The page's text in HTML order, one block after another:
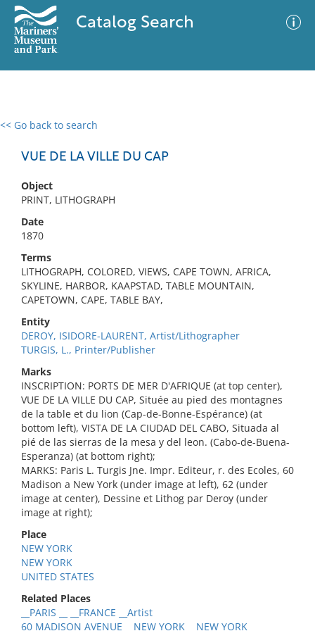
Catalog Search
<< Go back to search
VUE DE LA VILLE DU CAP
Object
PRINT, LITHOGRAPH
Date
1870
Terms
LITHOGRAPH, COLORED, VIEWS, CAPE TOWN, AFRICA,
SKYLINE, HARBOR, KAAPSTAD, TABLE MOUNTAIN,
CAPETOWN, CAPE, TABLE BAY,
Entity
DEROY, ISIDORE-LAURENT, Artist/Lithographer
TURGIS, L., Printer/Publisher
Marks
INSCRIPTION: PORTS DE MER D'AFRIQUE (at top center),
VUE DE LA VILLE DU CAP, Située au pied des montagnes
de la table et du lion (Cap-de-Bonne-Espérance) (at
bottom left), VISTA DE LA CIUDAD DEL CABO, Situada al
pié de las sierras de la mesa y del leon. (Cabo-de-Buena-
Esperanza) (at bottom right);
MARKS: Paris L. Turgis Jne. Impr. Editeur, r. des Ecoles, 60
Madison a New York (under image at left), 62 (under
image at center), Dessine et Lithog par Deroy (under
image at right);
Place
NEW YORK
NEW YORK
UNITED STATES
Related Places
__PARIS __ __FRANCE __Artist
60 MADISON AVENUE __NEW YORK __NEW YORK
0 results